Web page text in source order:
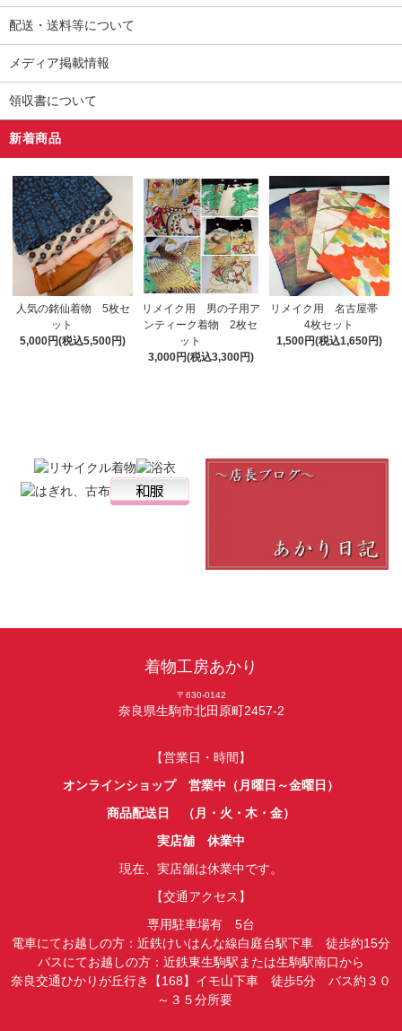
配送・送料等について
メディア掲載情報
領収書について
新着商品
人気の銘仙着物 5枚セ
ット
5,000円(税込5,500円)
リメイク用 男の子用ア
ンティーク着物 2枚セ
ット
3,000円(税込3,300円)
リメイク用 名古屋帯
4枚セット
1,500円(税込1,650円)
着物工房あかり
〒630-0142
奈良県生駒市北田原町2457-2
【営業日・時間】
オンラインショップ 営業中（月曜日～金曜日）
商品配送日 （月・火・木・金）
実店舗 休業中
現在、実店舗は休業中です。
【交通アクセス】
専用駐車場有 5台
電車にてお越しの方：近鉄けいはんな線白庭台駅下車 徒歩約15分
バスにてお越しの方：近鉄東生駒駅または生駒駅南口から
奈良交通ひかりが丘行き【168】イモ山下車 徒歩5分 バス約３０
～３５分所要